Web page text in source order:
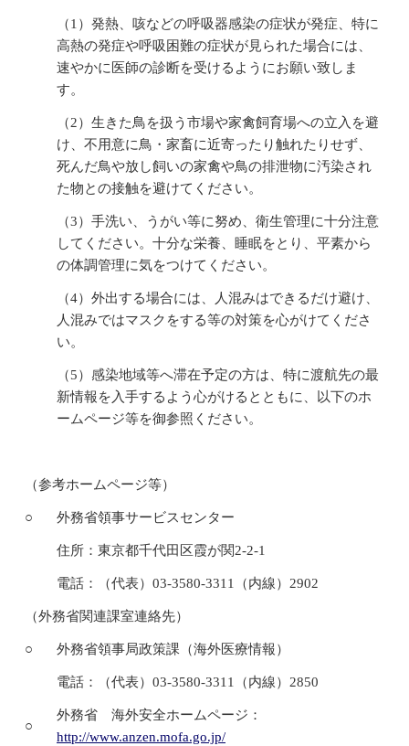
（1）発熱、咳などの呼吸器感染の症状が発症、特に
高熱の発症や呼吸困難の症状が見られた場合には、
速やかに医師の診断を受けるようにお願い致しま
す。
（2）生きた鳥を扱う市場や家禽飼育場への立入を避
け、不用意に鳥・家畜に近寄ったり触れたりせず、
死んだ鳥や放し飼いの家禽や鳥の排泄物に汚染され
た物との接触を避けてください。
（3）手洗い、うがい等に努め、衛生管理に十分注意
してください。十分な栄養、睡眠をとり、平素から
の体調管理に気をつけてください。
（4）外出する場合には、人混みはできるだけ避け、
人混みではマスクをする等の対策を心がけてくださ
い。
（5）感染地域等へ滞在予定の方は、特に渡航先の最
新情報を入手するよう心がけるとともに、以下のホ
ームページ等を御参照ください。
（参考ホームページ等）
○ 外務省領事サービスセンター
住所：東京都千代田区霞が関2-2-1
電話：（代表）03-3580-3311（内線）2902
（外務省関連課室連絡先）
○ 外務省領事局政策課（海外医療情報）
電話：（代表）03-3580-3311（内線）2850
○
外務省 海外安全ホームページ：
http://www.anzen.mofa.go.jp/